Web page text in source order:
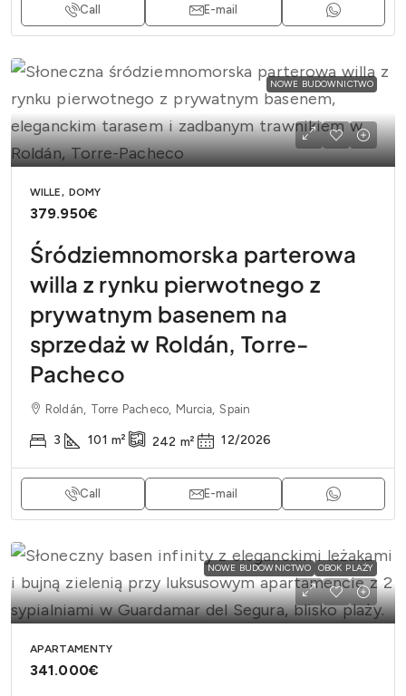
Call E-mail
NOWE BUDOWNICTWO
WILLE, DOMY
379.950€
Śródziemnomorska parterowa
willa z rynku pierwotnego z
prywatnym basenem na
sprzedaż w Roldán, Torre-
Pacheco
Roldán, Torre Pacheco, Murcia, Spain
3 101 m² 242 m² 12/2026
Call E-mail
NOWE BUDOWNICTWO OBOK PLAŻY
APARTAMENTY
341.000€